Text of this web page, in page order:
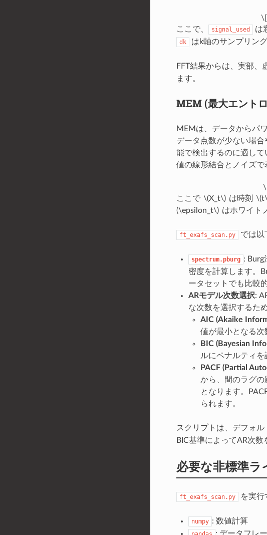
ここで、
signal_used は
dk はk軸のサンプリン
FFT結果からは、実部、
ます。
MEM (最大エント
MEMは、データからパ
データ点数が少ない場
能で検出するのに適し
値の線形結合とノイズで
ここで \(X_t\) は時刻
(\epsilon_t\) はホワイト
ft_exafs_scan.py では以
spectrum.pburg : Burg
密度を計算します。
ータセットでも比較
ARモデル次数選択:
な次数を選択するた
AIC (Akaike
値が最小となる次
BIC (Bayesian
ルにペナルティ
PACF (Partial
から、間のラグの
となります。
られます。
スクリプトは、デフォル
BIC基準によってAR次数
必要な非標準
ft_exafs_scan.py を実行
numpy : 数値計算